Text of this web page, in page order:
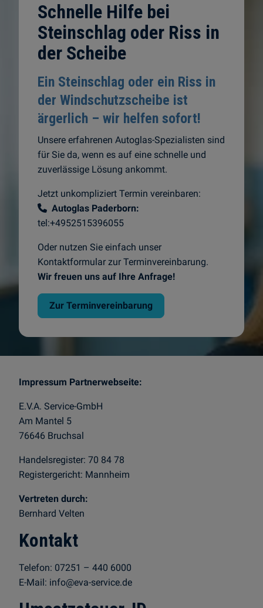
Schnelle Hilfe bei
Steinschlag oder Riss in
der Scheibe
Ein Steinschlag oder ein Riss in
der Windschutzscheibe ist
ärgerlich – wir helfen sofort!
Unsere erfahrenen Autoglas-Spezialisten sind
für Sie da, wenn es auf eine schnelle und
zuverlässige Lösung ankommt.
Jetzt unkompliziert Termin vereinbaren:
Autoglas Paderborn:
tel:+4952515396055
Oder nutzen Sie einfach unser
Kontaktformular zur Terminvereinbarung.
Wir freuen uns auf Ihre Anfrage!
Zur Terminvereinbarung
Impressum Partnerwebseite:
E.V.A. Service-GmbH
Am Mantel 5
76646 Bruchsal
Handelsregister: 70 84 78
Registergericht: Mannheim
Vertreten durch:
Bernhard Velten
Kontakt
Telefon: 07251 – 440 6000
E-Mail: info@eva-service.de